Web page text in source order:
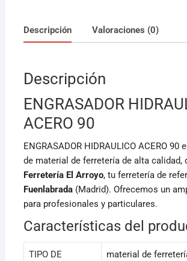
c
e
o
o
k
ai
l
at
s
p
p
Descripción Valoraciones (0)
Descripción
ENGRASADOR
ACERO 90
ENGRASADOR HIDRAULICO ACERO 90
de material de ferretería de alta calidad,
Ferretería El Arroyo, tu ferretería de
Fuenlabrada(Madrid). Ofrecemos un
para profesionales y particulares.
Características del
TIPO DE
material de